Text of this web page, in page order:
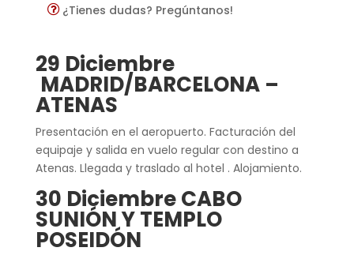
¿Tienes dudas? Pregúntanos!
29 Diciembre
MADRID/BARCELONA –
ATENAS
Presentación en el aeropuerto. Facturación del
equipaje y salida en vuelo regular con destino a
Atenas. Llegada y traslado al hotel . Alojamiento.
30 Diciembre CABO
SUNIÓN Y TEMPLO
POSEIDÓN